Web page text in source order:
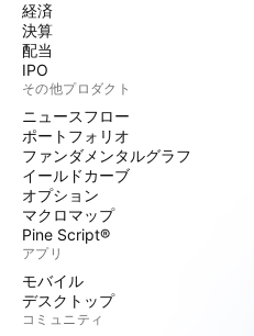
経済
決算
配当
IPO
その他プロダクト
ニュースフロー
ポートフォリオ
ファンダメンタルグラフ
イールドカーブ
オプション
マクロマップ
Pine Script®
アプリ
モバイル
デスクトップ
コミュニティ